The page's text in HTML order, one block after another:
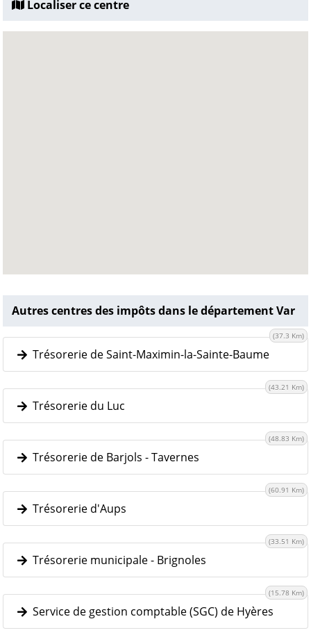
Localiser ce centre
Autres centres des impôts dans le département Var
Trésorerie de Saint-Maximin-la-Sainte-Baume
(37.3 Km)
Trésorerie du Luc
(43.21 Km)
Trésorerie de Barjols - Tavernes
(48.83 Km)
Trésorerie d'Aups
(60.91 Km)
Trésorerie municipale - Brignoles
(33.51 Km)
Service de gestion comptable (SGC) de Hyères
(15.78 Km)